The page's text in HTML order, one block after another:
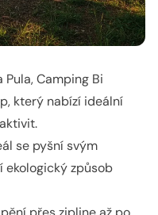
Camping Bi
který nabízí ideální
se pyšní svým
ekologický způsob